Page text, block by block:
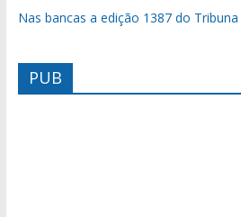
Nas bancas a edição 1387 do
PUB